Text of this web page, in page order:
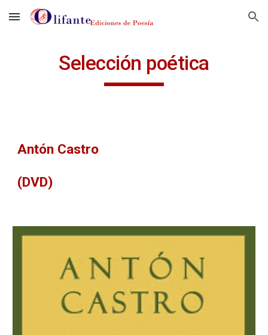
Skip to main content Skip to navigation
Selección poética
Antón Castro
(DVD)